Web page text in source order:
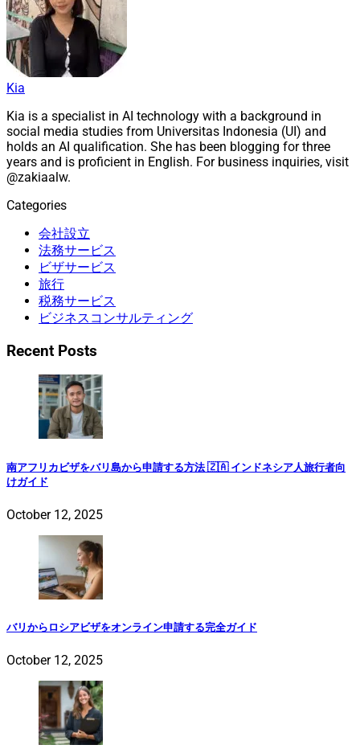
Kia
Kia is a specialist in AI technology with a background in
social media studies from Universitas Indonesia (UI) and
holds an AI qualification. She has been blogging for three
years and is proficient in English. For business inquiries, visit
@zakiaalw.
Categories
会社設立
法務サービス
ビザサービス
旅行
税務サービス
ビジネスコンサルティング
Recent Posts
南アフリカビザをバリ島から申請する方法 🇿🇦 インドネシア人旅行者向
けガイド
October 12, 2025
バリからロシアビザをオンライン申請する完全ガイド
October 12, 2025